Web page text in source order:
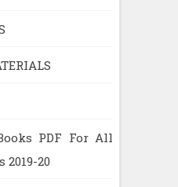
PDF For All
2019-20